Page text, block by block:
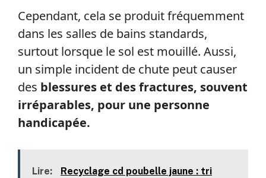
Cependant, cela se produit fréquemment
dans les salles de bains standards,
surtout lorsque le sol est mouillé. Aussi,
un simple incident de chute peut causer
des blessures et des fractures, souvent
irréparables, pour une personne
handicapée.
Lire:
Recyclage cd poubelle jaune : tri